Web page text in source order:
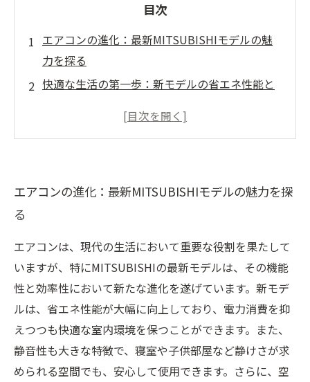
目次
エアコンの進化：最新MITSUBISHIモデルの魅
力を探る
快適な生活の第一歩：新モデルの省エネ性能と
静かな環境を実現する：MITSUBISHIエアコン
る快適空間
エアコンの効果的な使用法：ライフスタイルに
合わせた選び方
新しいエアコンで叶える理想の住環境：未来の
快適さを実感しよう
エアコンの進化：最新MITSUBISHIモデルの魅力を探
る
エアコンは、現代の生活において重要な役割を果たして
いますが、特にMITSUBISHIの最新モデルは、その機能
性と効率性において新たな進化を遂げています。新モデ
ルは、省エネ性能が大幅に向上しており、電力消費を抑
えつつも快適な室内環境を保つことができます。また、
静音性も大きな特徴で、寝室や子供部屋など静けさが求
められる空間でも、安心して使用できます。さらに、空